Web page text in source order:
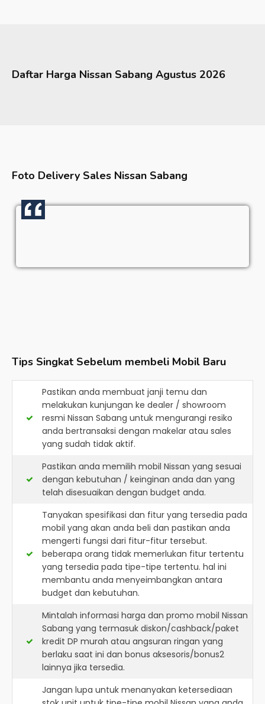
Daftar Harga Nissan Sabang Agustus 2026
Foto Delivery Sales Nissan Sabang
Tips Singkat Sebelum membeli Mobil Baru
Pastikan anda membuat janji temu dan
melakukan kunjungan ke dealer / showroom
resmi Nissan Sabang untuk mengurangi resiko
anda bertransaksi dengan makelar atau sales
yang sudah tidak aktif.
Pastikan anda memilih mobil Nissan yang sesuai
dengan kebutuhan / keinginan anda dan yang
telah disesuaikan dengan budget anda.
Tanyakan spesifikasi dan fitur yang tersedia pada
mobil yang akan anda beli dan pastikan anda
mengerti fungsi dari fitur-fitur tersebut.
beberapa orang tidak memerlukan fitur tertentu
yang tersedia pada tipe-tipe tertentu. hal ini
membantu anda menyeimbangkan antara
budget dan kebutuhan.
Mintalah informasi harga dan promo mobil Nissan
Sabang yang termasuk diskon/cashback/paket
kredit DP murah atau angsuran ringan yang
berlaku saat ini dan bonus aksesoris/bonus2
lainnya jika tersedia.
Jangan lupa untuk menanyakan ketersediaan